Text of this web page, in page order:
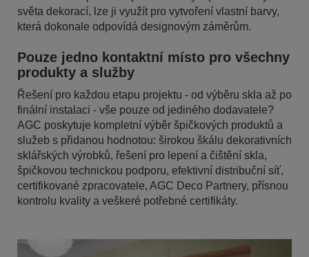
světa dekorací, lze ji využít pro vytvoření vlastní barvy,
která dokonale odpovídá designovým záměrům.
Pouze jedno kontaktní místo pro všechny
produkty a služby
Řešení pro každou etapu projektu - od výběru skla až po
finální instalaci - vše pouze od jediného dodavatele?
AGC poskytuje kompletní výběr špičkových produktů a
služeb s přidanou hodnotou: širokou škálu dekorativních
sklářských výrobků, řešení pro lepení a čištění skla,
špičkovou technickou podporu, efektivní distribuční síť,
certifikované zpracovatele, AGC Deco Partnery, přísnou
kontrolu kvality a veškeré potřebné certifikáty.